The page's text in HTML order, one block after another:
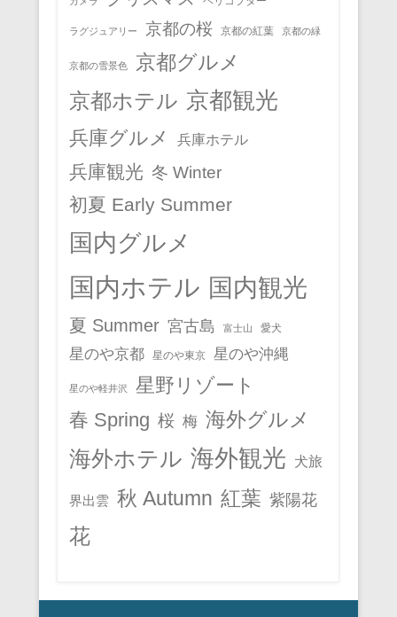
ラグジュアリー 京都の桜 京都の紅葉 京都の緑
京都の雪景色 京都グルメ
京都ホテル 京都観光
兵庫グルメ 兵庫ホテル
兵庫観光 冬 Winter
初夏 Early Summer
国内グルメ
国内ホテル 国内観光
夏 Summer 宮古島 富士山 愛犬
星のや京都 星のや東京 星のや沖縄
星のや軽井沢
星野リゾート
春 Spring 桜 梅 海外グルメ
海外ホテル 海外観光 犬旅
界出雲 秋 Autumn 紅葉 紫陽花
花